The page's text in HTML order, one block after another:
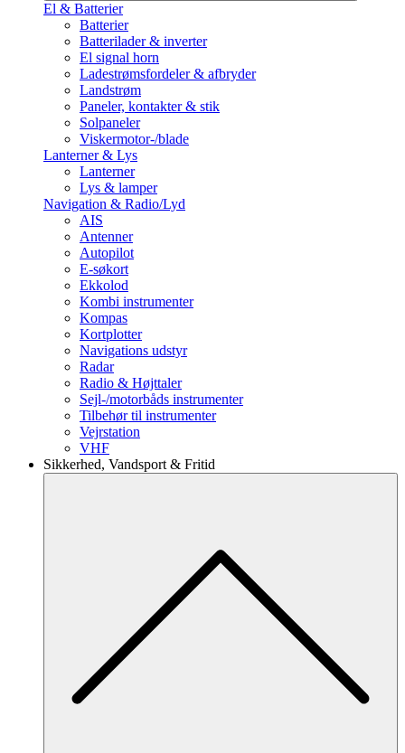
El & Batterier
Batterier
Batterilader & inverter
El signal horn
Ladestrømsfordeler & afbryder
Landstrøm
Paneler, kontakter & stik
Solpaneler
Viskermotor-/blade
Lanterner & Lys
Lanterner
Lys & lamper
Navigation & Radio/Lyd
AIS
Antenner
Autopilot
E-søkort
Ekkolod
Kombi instrumenter
Kompas
Kortplotter
Navigations udstyr
Radar
Radio & Højttaler
Sejl-/motorbåds instrumenter
Tilbehør til instrumenter
Vejrstation
VHF
Sikkerhed, Vandsport & Fritid